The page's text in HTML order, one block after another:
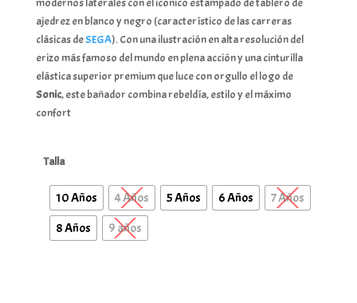
ajedrez en blanco y negro (característico de las carreras
clásicas deSEGA). Con una ilustración en alta resolución del
erizo más famoso del mundo en plena acción y una cinturilla
elástica superior premium que luce con orgullo el logo de
Sonic, este bañador combina rebeldía, estilo y el máximo
confort
Talla
10 Años 4 Años 5 Años 6 Años
7 Años
8 Años
9 años